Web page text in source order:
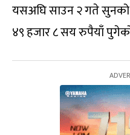
यसअघि साउन २ गते
४९ हजार ८ सय रुपैयाँ